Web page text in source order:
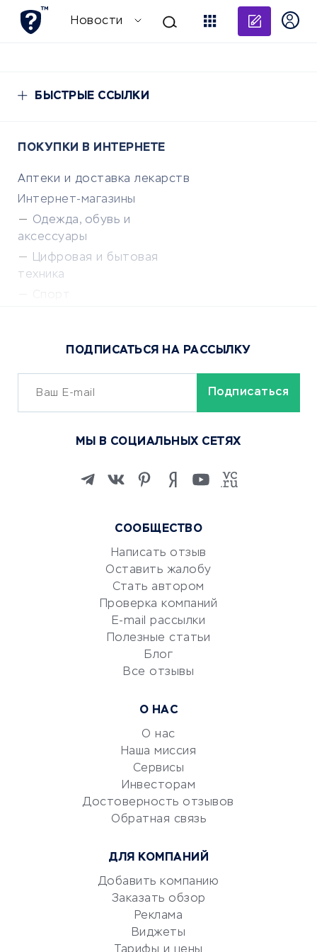
Новости
БЫСТРЫЕ ССЫЛКИ
ПОКУПКИ В ИНТЕРНЕТЕ
Аптеки и доставка лекарств
Интернет-магазины
Одежда, обувь и
аксессуары
Цифровая и бытовая
техника
Сервисы доставки
ОБУЧЕНИЕ И РАБОТА
Изучение иностранных
Маркетинг и продажи
Репетиторство
Красота и здоровье
Сервисы по поиску работы
Сетевой маркетинг
УСЛУГИ ДЛЯ БИЗНЕСА
документооборот
Юридические компании
Аудиторские компании
Бухгалтерия онлайн
СООБЩЕСТВО
Написать отзыв
Оставить жалобу
Стать автором
Проверка компаний
E-mail рассылки
Полезные статьи
Блог
Все отзывы
О НАС
О нас
Наша миссия
Сервисы
Инвесторам
Достоверность отзывов
Обратная связь
ДЛЯ КОМПАНИЙ
Добавить компанию
Заказать обзор
Реклама
Виджеты
ПОДПИСАТЬСЯ НА РАССЫЛКУ
МЫ В СОЦИАЛЬНЫХ СЕТЯХ